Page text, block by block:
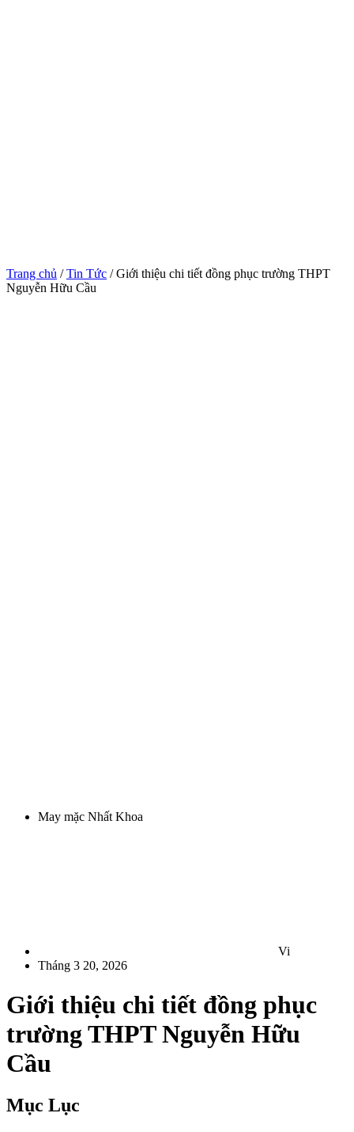
Trang chủ /Tin Tức / Giới thiệu chi tiết đồng phục trường THPT
Nguyễn Hữu Cầu
May mặc Nhất Khoa
Vi
Tháng 3 20, 2026
Giới thiệu chi tiết đồng phục
trường THPT Nguyễn Hữu
Cầu
Mục Lục